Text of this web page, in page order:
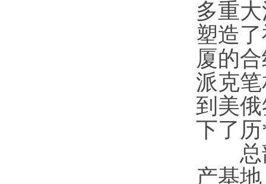
多重
塑造
厦的
派克
到美
下了
总部
产基